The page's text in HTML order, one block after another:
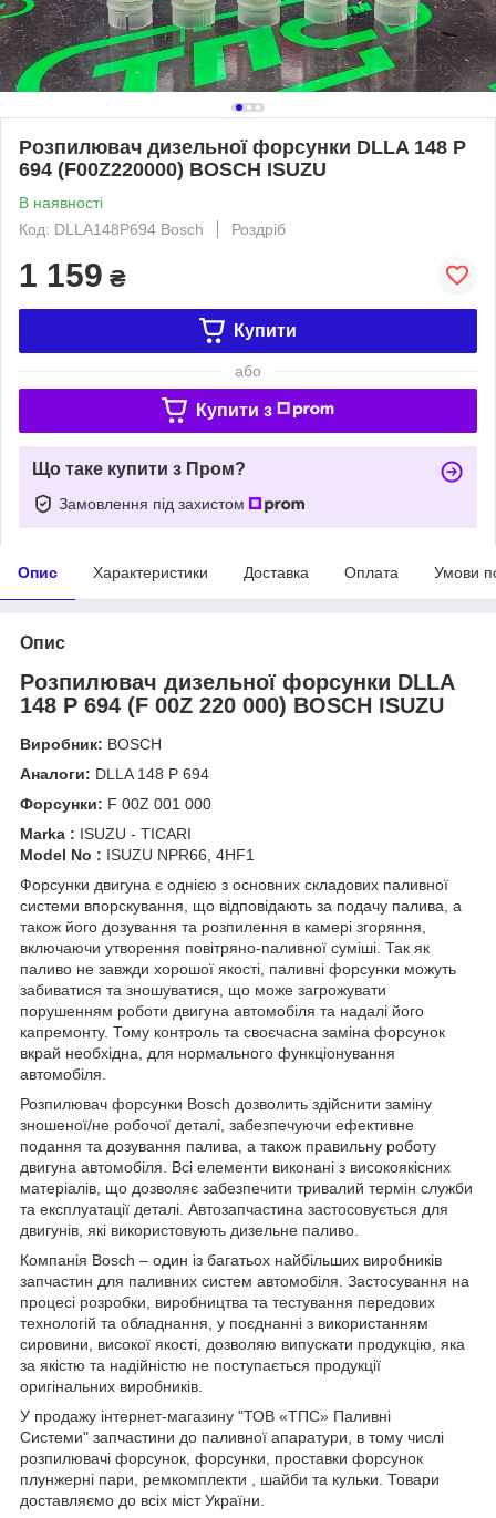
Розпилювач дизельної форсунки DLLA 148 P
694 (F00Z220000) BOSCH ISUZU
В наявності
Код: DLLA148P694 Bosch
Роздріб
1 159 ₴
Купити
або
Купити з
Що таке купити з Пром?
Замовлення під захистом
Опис Характеристики Доставка Оплата Умови
Опис
Розпилювач дизельної форсунки DLLA
148 P 694 (F 00Z 220 000) BOSCH ISUZU
Виробник: BOSCH
Аналоги: DLLA 148 P 694
Форсунки: F 00Z 001 000
Marka : ISUZU - TICARI
Model No : ISUZU NPR66, 4HF1
Форсунки двигуна є однією з основних складових паливної
системи впорскування, що відповідають за подачу палива, а
також його дозування та розпилення в камері згоряння,
включаючи утворення повітряно-паливної суміші. Так як
паливо не завжди хорошої якості, паливні форсунки можуть
забиватися та зношуватися, що може загрожувати
порушенням роботи двигуна автомобіля та надалі його
капремонту. Тому контроль та своєчасна заміна форсунок
вкрай необхідна, для нормального функціонування
автомобіля.
Розпилювач форсунки Bosch дозволить здійснити заміну
зношеної/не робочої деталі, забезпечуючи ефективне
подання та дозування палива, а також правильну роботу
двигуна автомобіля. Всі елементи виконані з високоякісних
матеріалів, що дозволяє забезпечити тривалий термін служби
та експлуатації деталі. Автозапчастина застосовується для
двигунів, які використовують дизельне паливо.
Компанія Bosch – один із багатьох найбільших виробників
запчастин для паливних систем автомобіля. Застосування на
процесі розробки, виробництва та тестування передових
технологій та обладнання, у поєднанні з використанням
сировини, високої якості, дозволяю випускати продукцію, яка
за якістю та надійністю не поступається продукції
оригінальних виробників.
У продажу інтернет-магазину "ТОВ «ТПС» Паливні
Системи" запчастини до паливної апаратури, в тому числі
розпилювачі форсунок, форсунки, проставки форсунок
плунжерні пари, ремкомплекти , шайби та кульки. Товари
доставляємо до всіх міст України.